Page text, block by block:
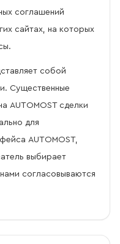
соглашений
сайтах, на которых
собой
Существенные
AUTOMOST сделки
для
AUTOMOST,
выбирает
согласовываются